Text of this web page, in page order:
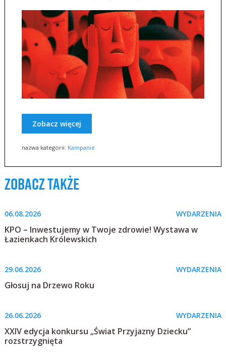
Zobacz więcej
nazwa kategorii: Kampanie
zobacz także
06.08.2026 WYDARZENIA
KPO – Inwestujemy w Twoje zdrowie! Wystawa w
Łazienkach Królewskich
29.06.2026 WYDARZENIA
Głosuj na Drzewo Roku
26.06.2026 WYDARZENIA
XXIV edycja konkursu „Świat Przyjazny Dziecku”
rozstrzygnięta